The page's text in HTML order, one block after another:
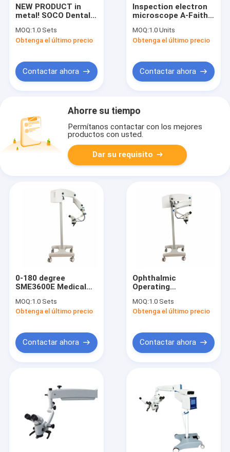
NEW PRODUCT in
metal! SOCO Dental
Digital Camera Silent
High Quality Zoom
MOQ:1.0 Sets
Obtenga el último precio
Contactar ahora
Inspection electron
microscope A-Faith
surgical electron
microscope digital
MOQ:1.0 Units
Obtenga el último precio
Contactar ahora
Ahorre su tiempo
Permítanos contactar con los mejores
productos con usted.
Dar su requisito
0-180 degree
SME3600E Medical
Led Microscope Ear
Nose Surgical
Microscope
MOQ:1.0 Sets
Obtenga el último precio
Contactar ahora
Ophthalmic
Operating
Optical Operating
Microscope
Microscope
MOQ:1.0 Sets
Obtenga el último precio
Contactar ahora